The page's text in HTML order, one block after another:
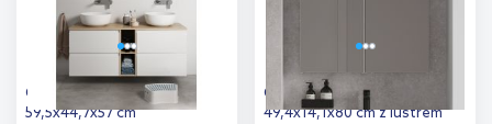
Cersanit Modo szafka
59,5x44,7x57 cm
Cersanit City szafka
49,4x14,1x80 cm z lustrem